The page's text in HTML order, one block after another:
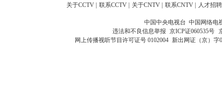
关于CCTV 联系CCTV 关于CNTV 联系CNTV 人才招聘
中国中央电视台 中国网络电
违法和不良信息举报 京ICP证060535号
网上传播视听节目许可证号 0102004 新出网证（京）